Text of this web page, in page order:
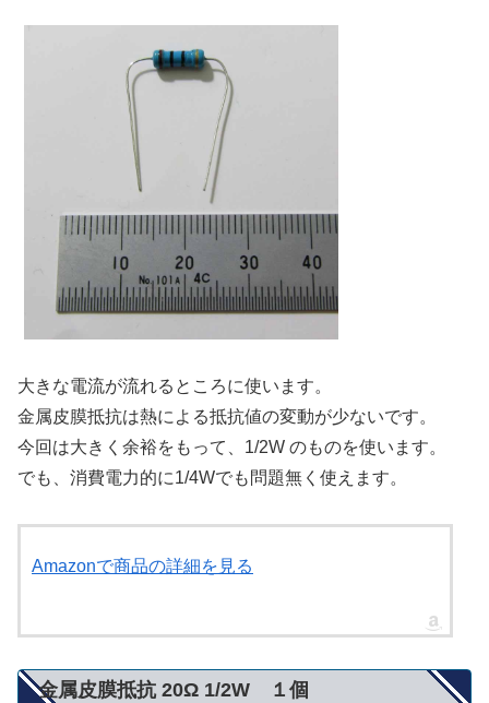
大きな電流が流れるところに使います。
金属皮膜抵抗は熱による抵抗値の変動が少ないです。
今回は大きく余裕をもって、1/2W のものを使います。
でも、消費電力的に1/4Wでも問題無く使えます。
Amazonで商品の詳細を見る
金属皮膜抵抗 20Ω 1/2W １個